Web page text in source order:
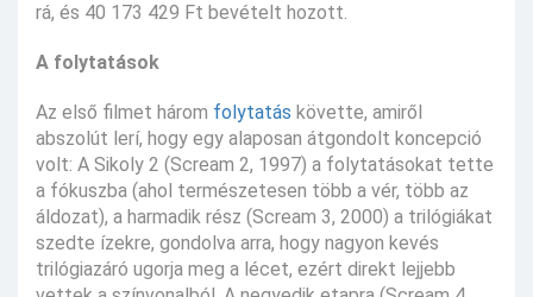
rá, és 40 173 429 Ft bevételt hozott.
A folytatások
Az első filmet három folytatás követte, amiről
abszolút lerí, hogy egy alaposan átgondolt koncepció
volt: A Sikoly 2 (Scream 2, 1997) a folytatásokat tette
a fókuszba (ahol természetesen több a vér, több az
áldozat), a harmadik rész (Scream 3, 2000) a trilógiákat
szedte ízekre, gondolva arra, hogy nagyon kevés
trilógiazáró ugorja meg a lécet, ezért direkt lejjebb